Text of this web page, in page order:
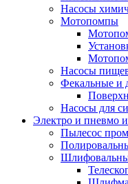
Насосы
Мотопомпы
Насосы
Фекальные и
Насосы для
Электро и пневмо
Пылесос